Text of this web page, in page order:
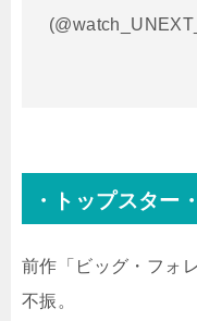
・トップスター
前作「ビッグ・フォ
不振。